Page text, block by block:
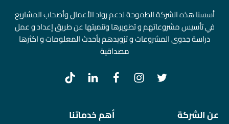
أسسنا هذه الشركة الطموحة لدعم رواد الأعمال وأصحاب المشاريع
في تأسيس مشروعاتهم و تطويرها وتنميتها عن طريق إعداد و عمل
دراسة جدوى المشروعات و تزويدهم بأحدث المعلومات و اكثرها
مصداقية
عن الشركة أهم خدماتنا